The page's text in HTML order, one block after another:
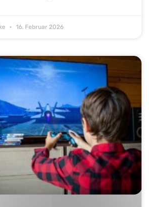
16. Februar 2026